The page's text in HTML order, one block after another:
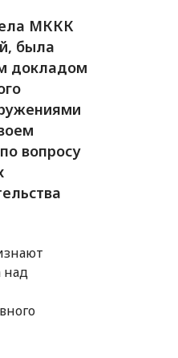
МККК
была
докладом
вопросу
над